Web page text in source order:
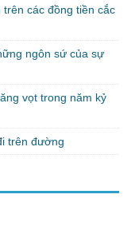
các đồng tiền cắc
ngôn sứ của sự
vọt trong năm kỷ
trên đường